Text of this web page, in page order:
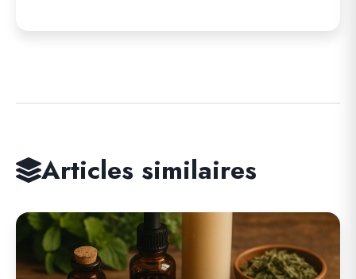
Articles similaires